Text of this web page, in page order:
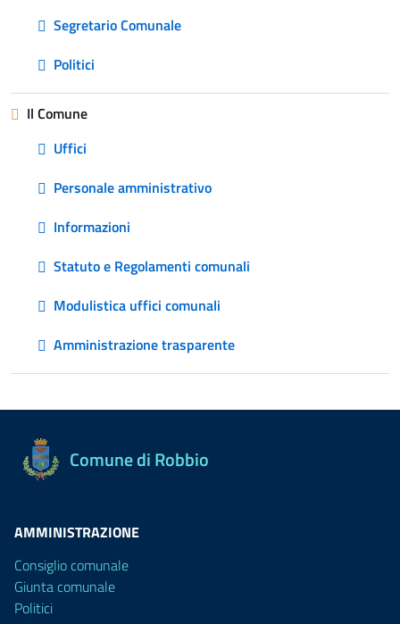
Segretario Comunale
Politici
Il Comune
Uffici
Personale amministrativo
Informazioni
Statuto e Regolamenti comunali
Modulistica uffici comunali
Amministrazione trasparente
Comune di Robbio
AMMINISTRAZIONE
Consiglio comunale
Giunta comunale
Politici